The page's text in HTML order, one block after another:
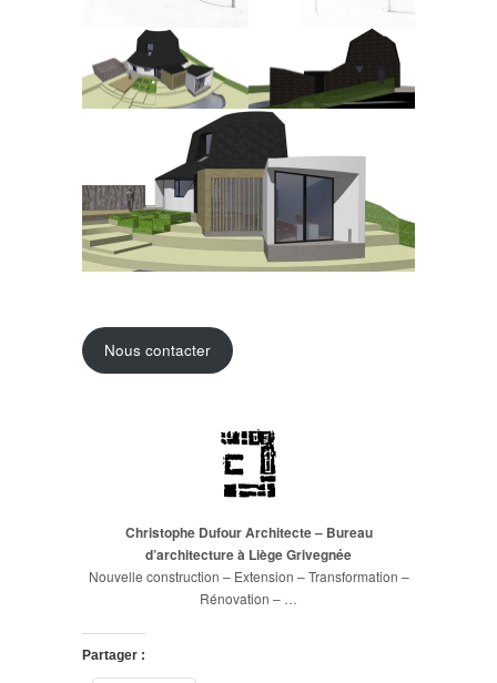
Nous contacter
Christophe Dufour Architecte – Bureau
d’architecture à Liège Grivegnée
Nouvelle construction – Extension – Transformation –
Rénovation – …
Partager :